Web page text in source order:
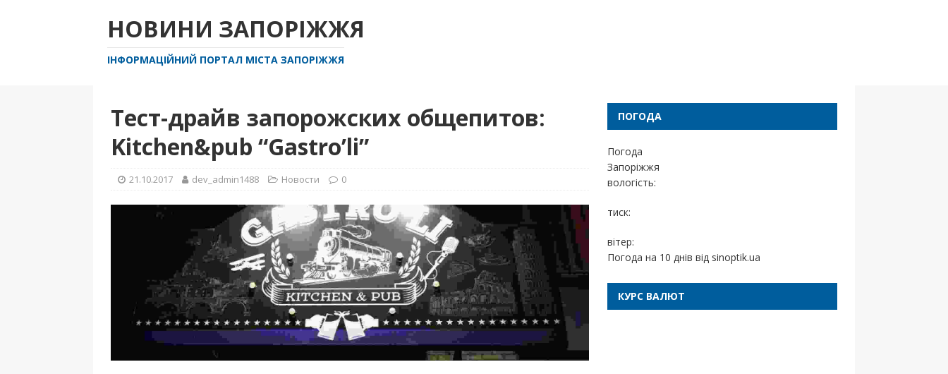
НОВИНИ ЗАПОРІЖЖЯ
ІНФОРМАЦІЙНИЙ ПОРТАЛ МІСТА ЗАПОРІЖЖЯ
Тест-драйв запорожских общепитов:
Kitchen&pub “Gastro’li”
21.10.2017 dev_admin1488 Новости 0
ПОГОДА
Погода
Запоріжжя
вологість:
тиск:
вітер:
Погода на 10 днів від sinoptik.ua
КУРС ВАЛЮТ